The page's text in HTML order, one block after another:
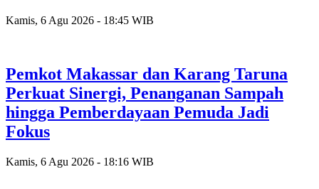
Kamis, 6 Agu 2026 - 18:45 WIB
Pemkot Makassar dan Karang Taruna
Perkuat Sinergi, Penanganan Sampah
hingga Pemberdayaan Pemuda Jadi
Fokus
Kamis, 6 Agu 2026 - 18:16 WIB